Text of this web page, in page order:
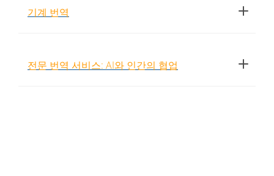
기계 번역
전문 번역 서비스: AI와 인간의 협업